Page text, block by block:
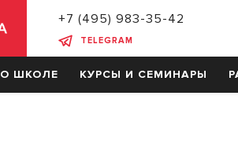
TELEGRAM
+7 (495) 983-35-42
О ШКОЛЕ КУРСЫ И СЕМИНАРЫ